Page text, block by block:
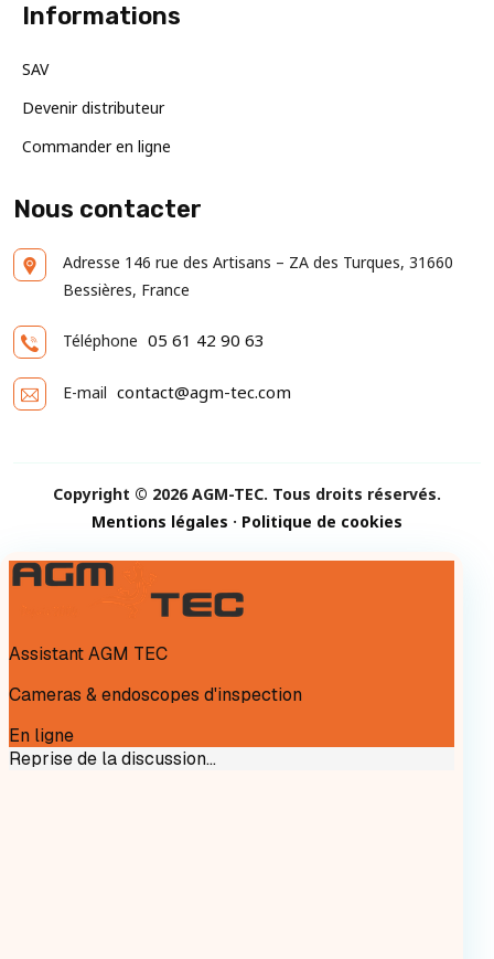
Informations
SAV
Devenir distributeur
Commander en ligne
Nous contacter
Adresse 146 rue des Artisans – ZA des Turques, 31660
Bessières, France
Téléphone 05 61 42 90 63
E-mail contact@agm-tec.com
Copyright © 2026 AGM-TEC. Tous droits réservés.
Mentions légales · Politique de cookies